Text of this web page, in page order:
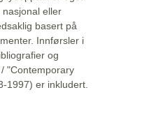
eller
basert på
Innførsler i
og
"Contemporary
1997) er inkludert.